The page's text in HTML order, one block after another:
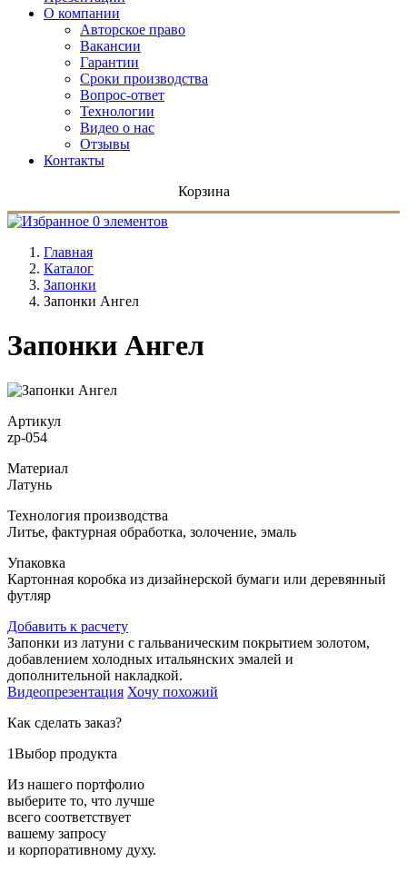
О компании
Авторское право
Вакансии
Гарантии
Сроки производства
Вопрос-ответ
Технологии
Видео о нас
Отзывы
Контакты
Корзина
0 элементов
Главная
Каталог
Запонки
Запонки Ангел
Запонки Ангел
Артикул
zp-054
Материал
Латунь
Технология производства
Литье, фактурная обработка, золочение, эмаль
Упаковка
Картонная коробка из дизайнерской бумаги или деревянный
футляр
Добавить к расчету
Запонки из латуни с гальваническим покрытием золотом,
добавлением холодных итальянских эмалей и
дополнительной накладкой.
Видеопрезентация Хочу похожий
Как сделать заказ?
1Выбор продукта
Из нашего портфолио
выберите то, что лучше
всего соответствует
вашему запросу
и корпоративному духу.